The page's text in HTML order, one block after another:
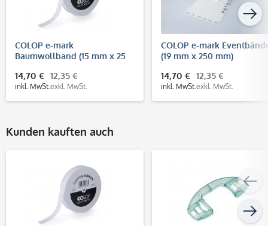
COLOP e-mark
Baumwollband (15 mm x 25
14,70 €
inkl. MwSt.
12,35 €
exkl. MwSt.
COLOP e-mark
(19 mm x 250 mm)
14,70 €
inkl. MwSt.
12,35 €
exkl. MwSt.
Kunden kauften auch